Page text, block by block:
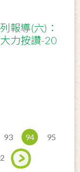
報導(六)：
力按讚-20
93 94 95